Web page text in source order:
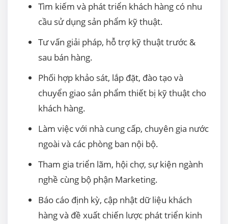
Tìm kiếm và phát triển khách hàng có nhu
cầu sử dụng sản phẩm kỹ thuật.
Tư vấn giải pháp, hỗ trợ kỹ thuật trước &
sau bán hàng.
Phối hợp khảo sát, lắp đặt, đào tạo và
chuyển giao sản phẩm thiết bị kỹ thuật cho
khách hàng.
Làm việc với nhà cung cấp, chuyên gia nước
ngoài và các phòng ban nội bộ.
Tham gia triển lãm, hội chợ, sự kiện ngành
nghề cùng bộ phận Marketing.
Báo cáo định kỳ, cập nhật dữ liệu khách
hàng và đề xuất chiến lược phát triển kinh